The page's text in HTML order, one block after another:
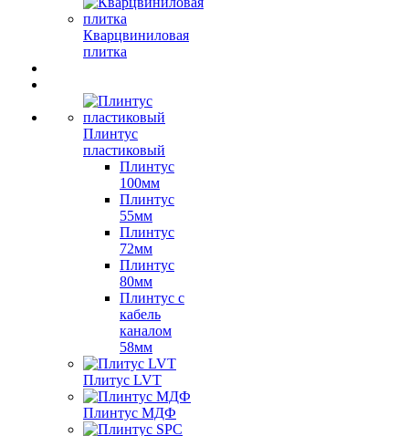
Кварцвиниловая
плитка
Плинтус
пластиковый
Плинтус
100мм
Плинтус
55мм
Плинтус
72мм
Плинтус
80мм
Плинтус с
кабель
каналом
58мм
Плитус LVT
Плинтус МДФ